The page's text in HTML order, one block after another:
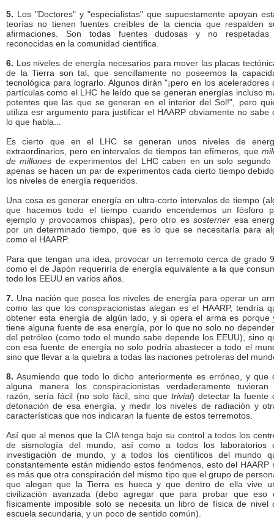
5. Los "Doctores" y "especialistas" que supuestamente apoyan
teorías no tienen fuentes creíbles de la ciencia que respalden
afirmaciones. Son todas fuentes dudosas y no
reconocidas en la comunidad científica.
6. Los niveles de energía necesarios para mover las placas
de la Tierra son tal, que sencillamente no poseemos la
tecnológica para lograrlo. Algunos dirán "¡pero en los aceleradores
partículas como el LHC he leído que se generan energías incluso
potentes que las que se generan en el interior del Sol!", pero
utiliza esr argumento para justificar el HAARP obviamente no sabe
lo que habla...
Es cierto que en el LHC se generan unos niveles de
extraordinarios, pero en intervalos de tiempos tan efímeros, que
de millones de experimentos del LHC caben en un solo segundo
apenas se hacen un par de experimentos cada cierto tiempo
los niveles de energía requeridos.
Una cosa es generar energía en ultra-corto intervalos de tiempo
que hacemos todo el tiempo cuando encendemos un fósforo
ejemplo y provocamos chispas), pero otro essosterner esa
por un determinado tiempo, que es lo que se necesitaría para
como el HAARP.
Para que tengan una idea, provocar un terremoto cerca de grado
como el de Japón requeriría de energía equivalente a la que
todo los EEUU en varios años.
7. Una nación que posea los niveles de energía para operar un
como las que los conspiracionistas alegan es el HAARP, tendría
obtener esta energía de algún lado, y si opera el arma es porque
tiene alguna fuente de esa energía, por lo que no solo no
del petróleo (como todo el mundo sabe depende los EEUU), sino
con esa fuente de energía no solo podría abastecer a todo el
sino que llevar a la quiebra a todas las naciones petroleras del
8. Asumiendo que todo lo dicho anteriormente es erróneo, y que
alguna manera los conspiracionistas verdaderamente tuvieran
razón, sería fácil (no solo fácil, sino quetrivial) detectar la fuente
detonación de esa energía, y medir los niveles de radiación y
características que nos indicaran la fuente de estos terremotos.
Así que al menos que la CIA tenga bajo su control a todos los
de sismología del mundo, así como a todos los laboratorios
investigación de mundo, y a todos los científicos del mundo
constantemente están midiendo estos fenómenos, esto del HAARP
es más que otra conspiración del mismo tipo que el grupo de
que alegan que la Tierra es hueca y que dentro de ella vive
civilización avanzada (debo agregar que para probar que eso
físicamente imposible solo se necesita un libro de física de nivel
escuela secundaria, y un poco de sentido común).